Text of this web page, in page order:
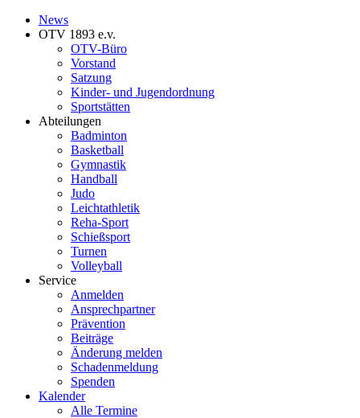
News
OTV 1893 e.v.
OTV-Büro
Vorstand
Satzung
Kinder- und Jugendordnung
Sportstätten
Abteilungen
Badminton
Basketball
Gymnastik
Handball
Judo
Leichtathletik
Reha-Sport
Schießsport
Turnen
Volleyball
Service
Anmelden
Ansprechpartner
Prävention
Beiträge
Änderung melden
Schadenmeldung
Spenden
Kalender
Alle Termine